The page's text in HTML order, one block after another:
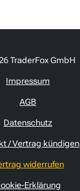
TraderFox GmbH
Impressum
AGB
Datenschutz
/ Vertrag kündigen
widerrufen
Erklärung